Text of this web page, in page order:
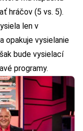
hráčov (5 vs. 5).
len v
opakuje vysielanie
bude vysielací
programy.